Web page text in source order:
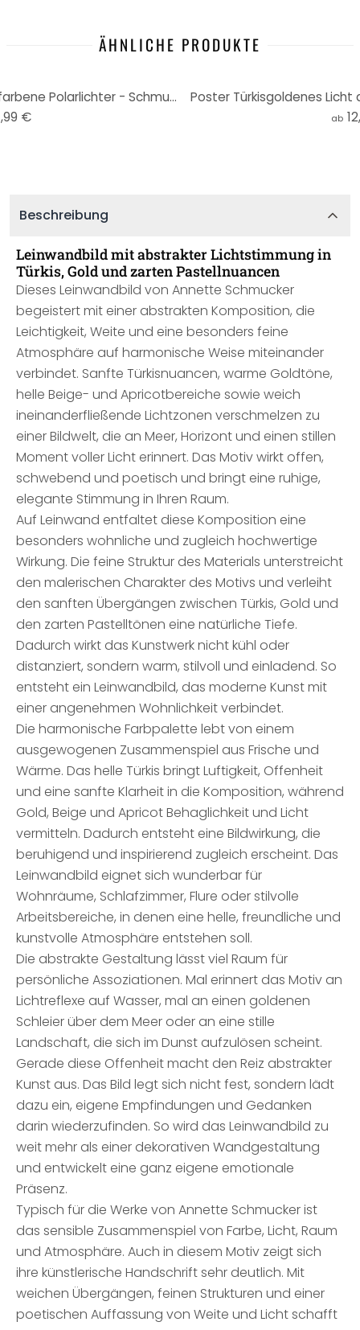
ÄHNLICHE PRODUKTE
Leinwandbild Abstrakt - Türkisfarbene Polarlichter - Schmucker
€
Poster Türkisgoldenes Licht
ab
Beschreibung
Leinwandbild mit abstrakter Lichtstimmung in
Türkis, Gold und zarten Pastellnuancen
Dieses Leinwandbild von Annette Schmucker
begeistert mit einer abstrakten Komposition, die
Leichtigkeit, Weite und eine besonders feine
Atmosphäre auf harmonische Weise miteinander
verbindet. Sanfte Türkisnuancen, warme Goldtöne,
helle Beige- und Apricotbereiche sowie weich
ineinanderfließende Lichtzonen verschmelzen zu
einer Bildwelt, die an Meer, Horizont und einen stillen
Moment voller Licht erinnert. Das Motiv wirkt offen,
schwebend und poetisch und bringt eine ruhige,
elegante Stimmung in Ihren Raum.
Auf Leinwand entfaltet diese Komposition eine
besonders wohnliche und zugleich hochwertige
Wirkung. Die feine Struktur des Materials unterstreicht
den malerischen Charakter des Motivs und verleiht
den sanften Übergängen zwischen Türkis, Gold und
den zarten Pastelltönen eine natürliche Tiefe.
Dadurch wirkt das Kunstwerk nicht kühl oder
distanziert, sondern warm, stilvoll und einladend. So
entsteht ein Leinwandbild, das moderne Kunst mit
einer angenehmen Wohnlichkeit verbindet.
Die harmonische Farbpalette lebt von einem
ausgewogenen Zusammenspiel aus Frische und
Wärme. Das helle Türkis bringt Luftigkeit, Offenheit
und eine sanfte Klarheit in die Komposition, während
Gold, Beige und Apricot Behaglichkeit und Licht
vermitteln. Dadurch entsteht eine Bildwirkung, die
beruhigend und inspirierend zugleich erscheint. Das
Leinwandbild eignet sich wunderbar für
Wohnräume, Schlafzimmer, Flure oder stilvolle
Arbeitsbereiche, in denen eine helle, freundliche und
kunstvolle Atmosphäre entstehen soll.
Die abstrakte Gestaltung lässt viel Raum für
persönliche Assoziationen. Mal erinnert das Motiv an
Lichtreflexe auf Wasser, mal an einen goldenen
Schleier über dem Meer oder an eine stille
Landschaft, die sich im Dunst aufzulösen scheint.
Gerade diese Offenheit macht den Reiz abstrakter
Kunst aus. Das Bild legt sich nicht fest, sondern lädt
dazu ein, eigene Empfindungen und Gedanken
darin wiederzufinden. So wird das Leinwandbild zu
weit mehr als einer dekorativen Wandgestaltung
und entwickelt eine ganz eigene emotionale
Präsenz.
Typisch für die Werke von Annette Schmucker ist
das sensible Zusammenspiel von Farbe, Licht, Raum
und Atmosphäre. Auch in diesem Motiv zeigt sich
ihre künstlerische Handschrift sehr deutlich. Mit
weichen Übergängen, feinen Strukturen und einer
poetischen Auffassung von Weite und Licht schafft